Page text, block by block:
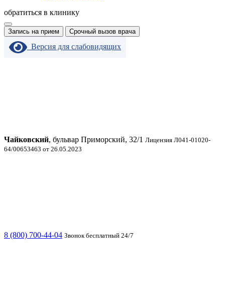
обратиться в клинику
Запись на прием Срочный вызов врача
Версия для слабовидящих
Чайковский, бульвар Приморский, 32/1 Лицензия Л041-01020-
64/00653463 от 26.05.2023
8 (800) 700-44-04 Звонок бесплатный 24/7